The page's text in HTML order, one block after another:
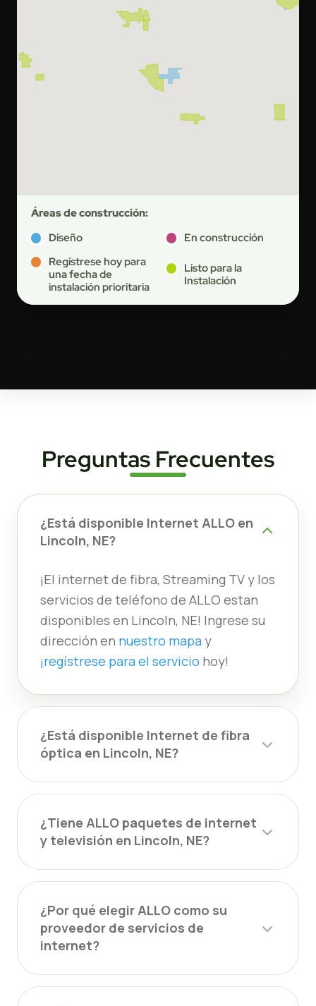
Áreas de construcción:
Diseño
En construcción
Regístrese hoy para
una fecha de
instalación prioritaria
Listo para la
Instalación
Preguntas Frecuentes
¿Está disponible Internet ALLO en
Lincoln, NE?
¡El internet de fibra, Streaming TV y los
servicios de teléfono de ALLO estan
disponibles en Lincoln, NE! Ingrese su
dirección en nuestro mapa y
¡regístrese para el servicio hoy!
¿Está disponible Internet de fibra
óptica en Lincoln, NE?
¿Tiene ALLO paquetes de internet
y televisión en Lincoln, NE?
¿Por qué elegir ALLO como su
proveedor de servicios de
internet?